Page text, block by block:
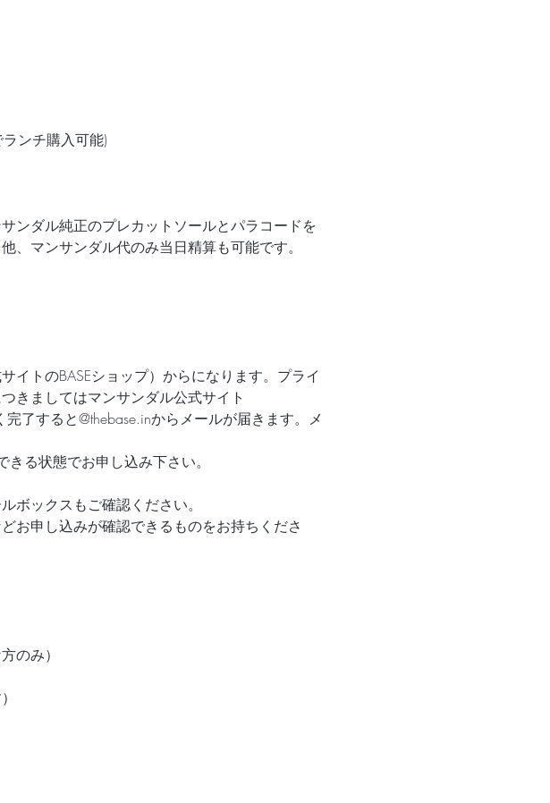
ンチ購入可能)
ンダル純正のプレカットソールとパラコードを
、マンサンダル代のみ当日精算も可能です。
トのBASEショップ）からになります。プライ
きましてはマンサンダル公式サイト
了すると@thebase.inからメールが届きます。メ
きる状態でお申し込み下さい。
ボックスもご確認ください。
お申し込みが確認できるものをお持ちくださ
のみ）